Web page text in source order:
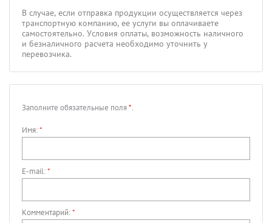
В случае, если отправка продукции осуществляется через
транспортную компанию, ее услуги вы оплачиваете
самостоятельно. Условия оплаты, возможность наличного
и безналичного расчета необходимо уточнить у
перевозчика.
Заполните обязательные поля*.
Имя:*
E-mail:*
Комментарий:*